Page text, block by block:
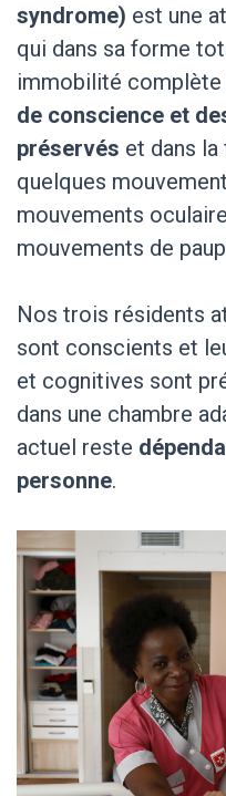
syndrome) est une
qui dans sa forme
immobilité complète
de conscience et
préservés et dans
quelques
mouvements
mouvements de
Nos trois résidents
sont conscients et
et cognitives sont
dans une chambre
actuel reste
personne.